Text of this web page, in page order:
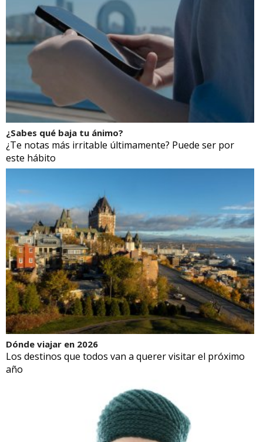
¿Sabes qué baja tu ánimo?
¿Te notas más irritable últimamente? Puede ser por
este hábito
Dónde viajar en 2026
Los destinos que todos van a querer visitar el próximo
año